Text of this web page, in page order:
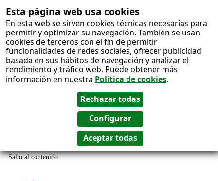
Esta página web usa cookies
En esta web se sirven cookies técnicas necesarias para
permitir y optimizar su navegación. También se usan
cookies de terceros con el fin de permitir
funcionalidades de redes sociales, ofrecer publicidad
basada en sus hábitos de navegación y analizar el
rendimiento y tráfico web. Puede obtener más
información en nuestra Política de cookies.
Salto al contenido